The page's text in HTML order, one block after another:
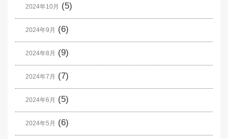
2024年10月 (5)
2024年9月 (6)
2024年8月 (9)
2024年7月 (7)
2024年6月 (5)
2024年5月 (6)